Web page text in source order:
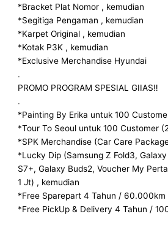
*Bracket Plat Nomor , kemudian
*Segitiga Pengaman , kemudian
*Karpet Original , kemudian
*Kotak P3K , kemudian
*Exclusive Merchandise Hyundai
.
PROMO PROGRAM SPESIAL GIIAS‼️
.
*Painting By Erika untuk 100
*Tour To Seoul untuk 100 Customer
*SPK Merchandise (Car Care
*Lucky Dip (Samsung Z Fold3,
S7+, Galaxy Buds2, Voucher My
1 Jt) , kemudian
*Free Sparepart 4 Tahun / 60.000km
*Free PickUp & Delivery 4 Tahun /